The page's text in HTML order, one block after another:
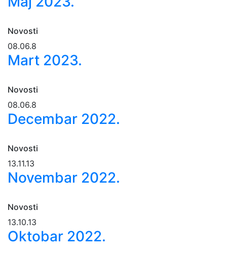
Novosti
08.06.8
Mart 2023.
Novosti
08.06.8
Decembar 2022.
Novosti
13.11.13
Novembar 2022.
Novosti
13.10.13
Oktobar 2022.